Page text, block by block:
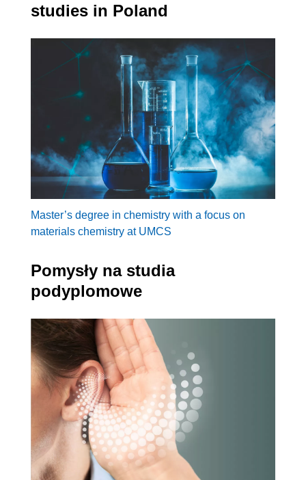
studies in Poland
Master’s degree in chemistry with a focus on
materials chemistry at UMCS
Pomysły na studia
podyplomowe